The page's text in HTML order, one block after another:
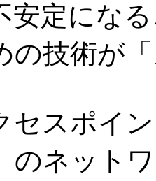
安定にな
の技術が
スポイ
のネット